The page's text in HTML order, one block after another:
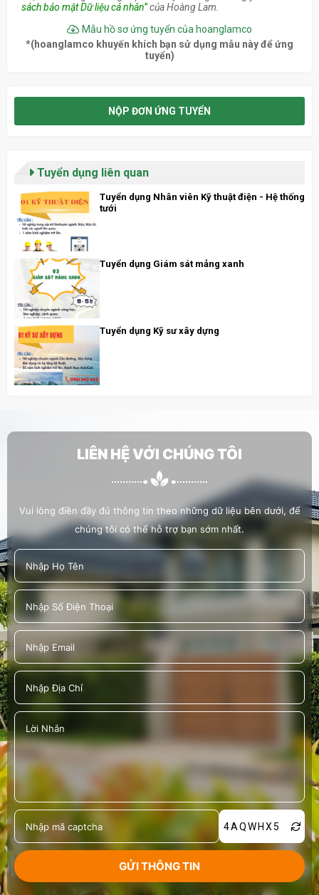
sách bảo mật Dữ liệu cá nhân”của Hoàng Lam.
Mẫu hồ sơ ứng tuyển của hoanglamco
*(hoanglamco khuyến khích bạn sử dụng mẫu này để ứng
tuyển)
NỘP ĐƠN ỨNG TUYỂN
Tuyển dụng liên quan
Tuyển dụng Nhân viên Kỹ thuật điện - Hệ thống
tưới
Tuyển dụng Giám sát mảng xanh
Tuyển dụng Kỹ sư xây dựng
LIÊN HỆ VỚI CHÚNG TÔI
Vui lòng điền đầy đủ thông tin theo những dữ liệu bên dưới, để
chúng tôi có thể hỗ trợ bạn sớm nhất.
4AQWHX5